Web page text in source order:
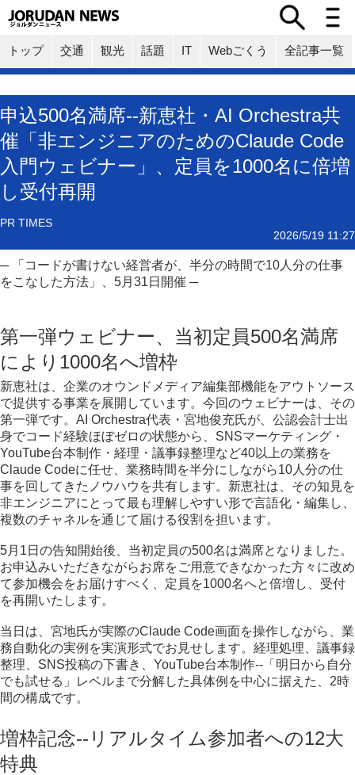
トップ 交通 観光 話題 IT Webごくう 全記事一覧
申込500名満席--新恵社・AI Orchestra共
催「非エンジニアのためのClaude Code
入門ウェビナー」、定員を1000名に倍増
し受付再開
PR TIMES
2026/5/19 11:27
─ 「コードが書けない経営者が、半分の時間で10人分の仕事
をこなした方法」、5月31日開催 ─
第一弾ウェビナー、当初定員500名満席
により1000名へ増枠
新恵社は、企業のオウンドメディア編集部機能をアウトソース
で提供する事業を展開しています。今回のウェビナーは、その
第一弾です。AI Orchestra代表・宮地俊充氏が、公認会計士出
身でコード経験ほぼゼロの状態から、SNSマーケティング・
YouTube台本制作・経理・議事録整理など40以上の業務を
Claude Codeに任せ、業務時間を半分にしながら10人分の仕
事を回してきたノウハウを共有します。新恵社は、その知見を
非エンジニアにとって最も理解しやすい形で言語化・編集し、
複数のチャネルを通じて届ける役割を担います。
5月1日の告知開始後、当初定員の500名は満席となりました。
お申込みいただきながらお席をご用意できなかった方々に改め
て参加機会をお届けすべく、定員を1000名へと倍増し、受付
を再開いたします。
当日は、宮地氏が実際のClaude Code画面を操作しながら、業
務自動化の実例を実演形式でお見せします。経理処理、議事録
整理、SNS投稿の下書き、YouTube台本制作--「明日から自分
でも試せる」レベルまで分解した具体例を中心に据えた、2時
間の構成です。
増枠記念--リアルタイム参加者への12大
特典